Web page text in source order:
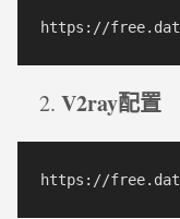
V2ray配置